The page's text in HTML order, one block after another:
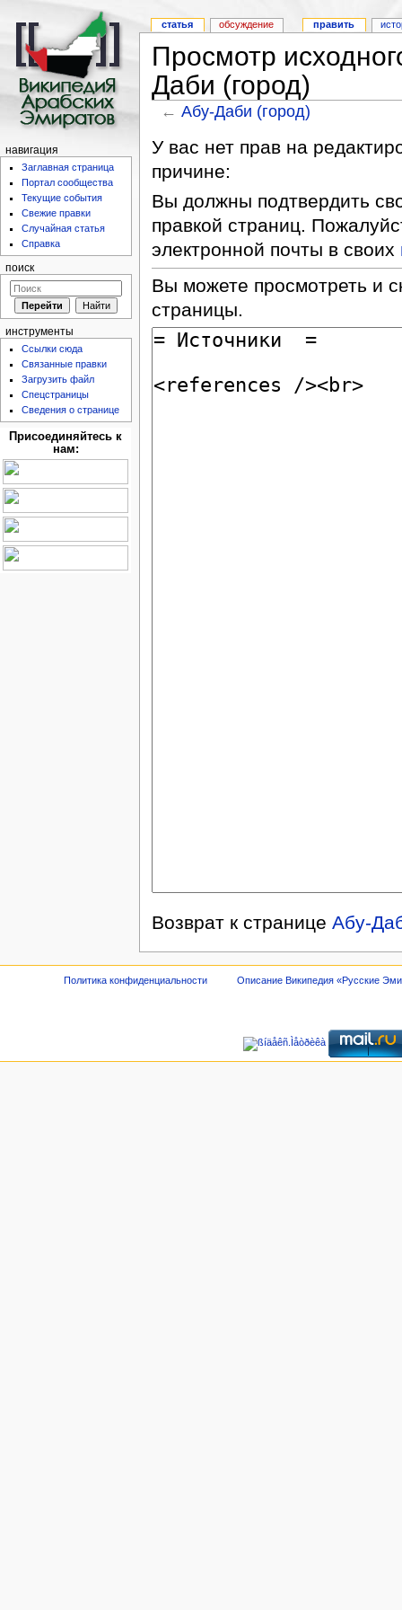
Просмотр
Даби (город)
←Абу-Даби (город)
У вас нет прав на
причине:
Вы должны подтвердить
правкой страниц.
электронной почты в своих
Вы можете просмотреть и
страницы.
Возврат к странице Абу-
статья обсуждение править
навигация
Заглавная страница
Портал сообщества
Текущие события
Свежие правки
Случайная статья
Справка
поиск
инструменты
Ссылки сюда
Связанные правки
Загрузить файл
Спецстраницы
Сведения о странице
Присоединяйтесь к
нам:
Политика конфиденциальности Описание Википедия «Русские